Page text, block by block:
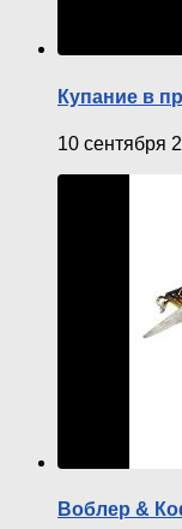
Купание в
10 сентября
Воблер &